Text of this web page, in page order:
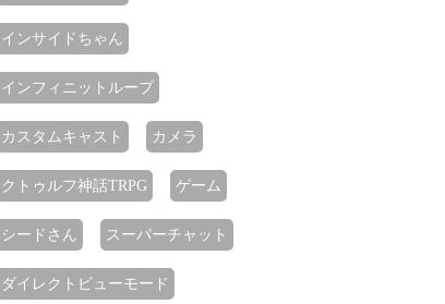
インサイドちゃん
インフィニットループ
カスタムキャスト カメラ
クトゥルフ神話TRPG ゲーム
シードさん スーパーチャット
ダイレクトビューモード